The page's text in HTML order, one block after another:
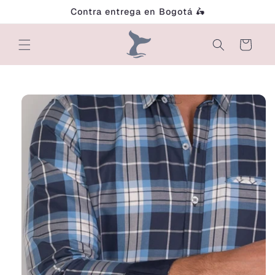
directamente
al contenido
Contra entrega en Bogotá 🛵
Carrito
Ir
información
del producto